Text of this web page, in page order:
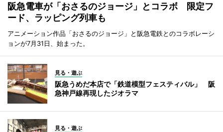
阪急電車が「おさるのジョージ」とコラボ 限定フ
ード、ラッピング列車も
アニメーション作品「おさるのジョージ」と阪急電鉄とのコラボレーシ
ョンが7月31日、始まった。
見る・遊ぶ
阪急うめだ本店で「鉄道模型フェスティバル」 阪
急神戸線再現したジオラマ
見る・遊ぶ